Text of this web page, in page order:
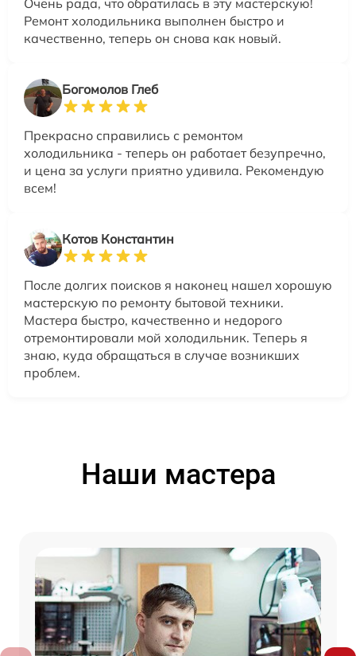
Ремонт холодильника выполнен быстро и
качественно, теперь он снова как новый.
Богомолов Глеб
Прекрасно справились с ремонтом
холодильника - теперь он работает безупречно,
и цена за услуги приятно удивила. Рекомендую
всем!
Котов Константин
После долгих поисков я наконец нашел хорошую
мастерскую по ремонту бытовой техники.
Мастера быстро, качественно и недорого
отремонтировали мой холодильник. Теперь я
знаю, куда обращаться в случае возникших
проблем.
Наши мастера